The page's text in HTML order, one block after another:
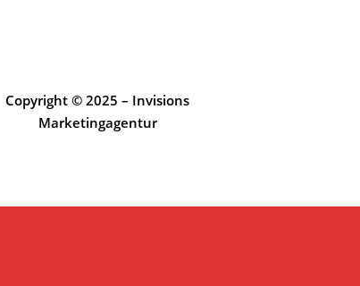
Copyright © 2025 – Invisions
Marketingagentur